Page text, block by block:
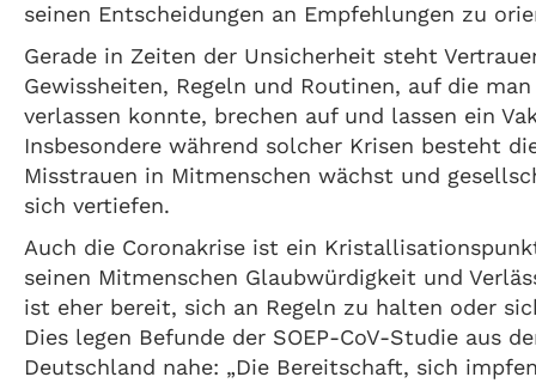
seinen Entscheidungen an Empfehlungen zu
Gerade in Zeiten der Unsicherheit steht
Gewissheiten, Regeln und Routinen, auf die
verlassen konnte, brechen auf und lassen ein
Insbesondere während solcher Krisen besteht
Misstrauen in Mitmenschen wächst und
sich vertiefen.
Auch die Coronakrise ist ein
seinen Mitmenschen Glaubwürdigkeit und
ist eher bereit, sich an Regeln zu halten oder
Dies legen Befunde der SOEP-CoV-Studie aus
Deutschland nahe: „Die Bereitschaft, sich